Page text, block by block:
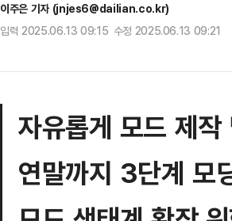
이주은 기자 (jnjes6@dailian.co.kr)
입력 2025.06.13 09:15 수정 2025.06.13 09:21
자유롭게 모드 제
연말까지 3단계 모